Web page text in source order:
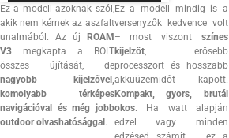
ő
l
Ez a modell azoknak szól,
akik nem kérnek az aszfalt
unalmából. Az új
ROAM
V3 megkapta a BOLT
összes újítását, de
nagyobb kijelzővel,
komolyabb térképes
navigációval és még jobb
outdoor olvashatósággal .
Ez a modell mindig is a
versenyzők kedvence volt
– most viszont színes
kijelzőt, erősebb
processzort és hosszabb
akkuüzemidőt kapott.
Kompakt, gyors, brutál
okos.Ha watt alapján
edzel vagy minden